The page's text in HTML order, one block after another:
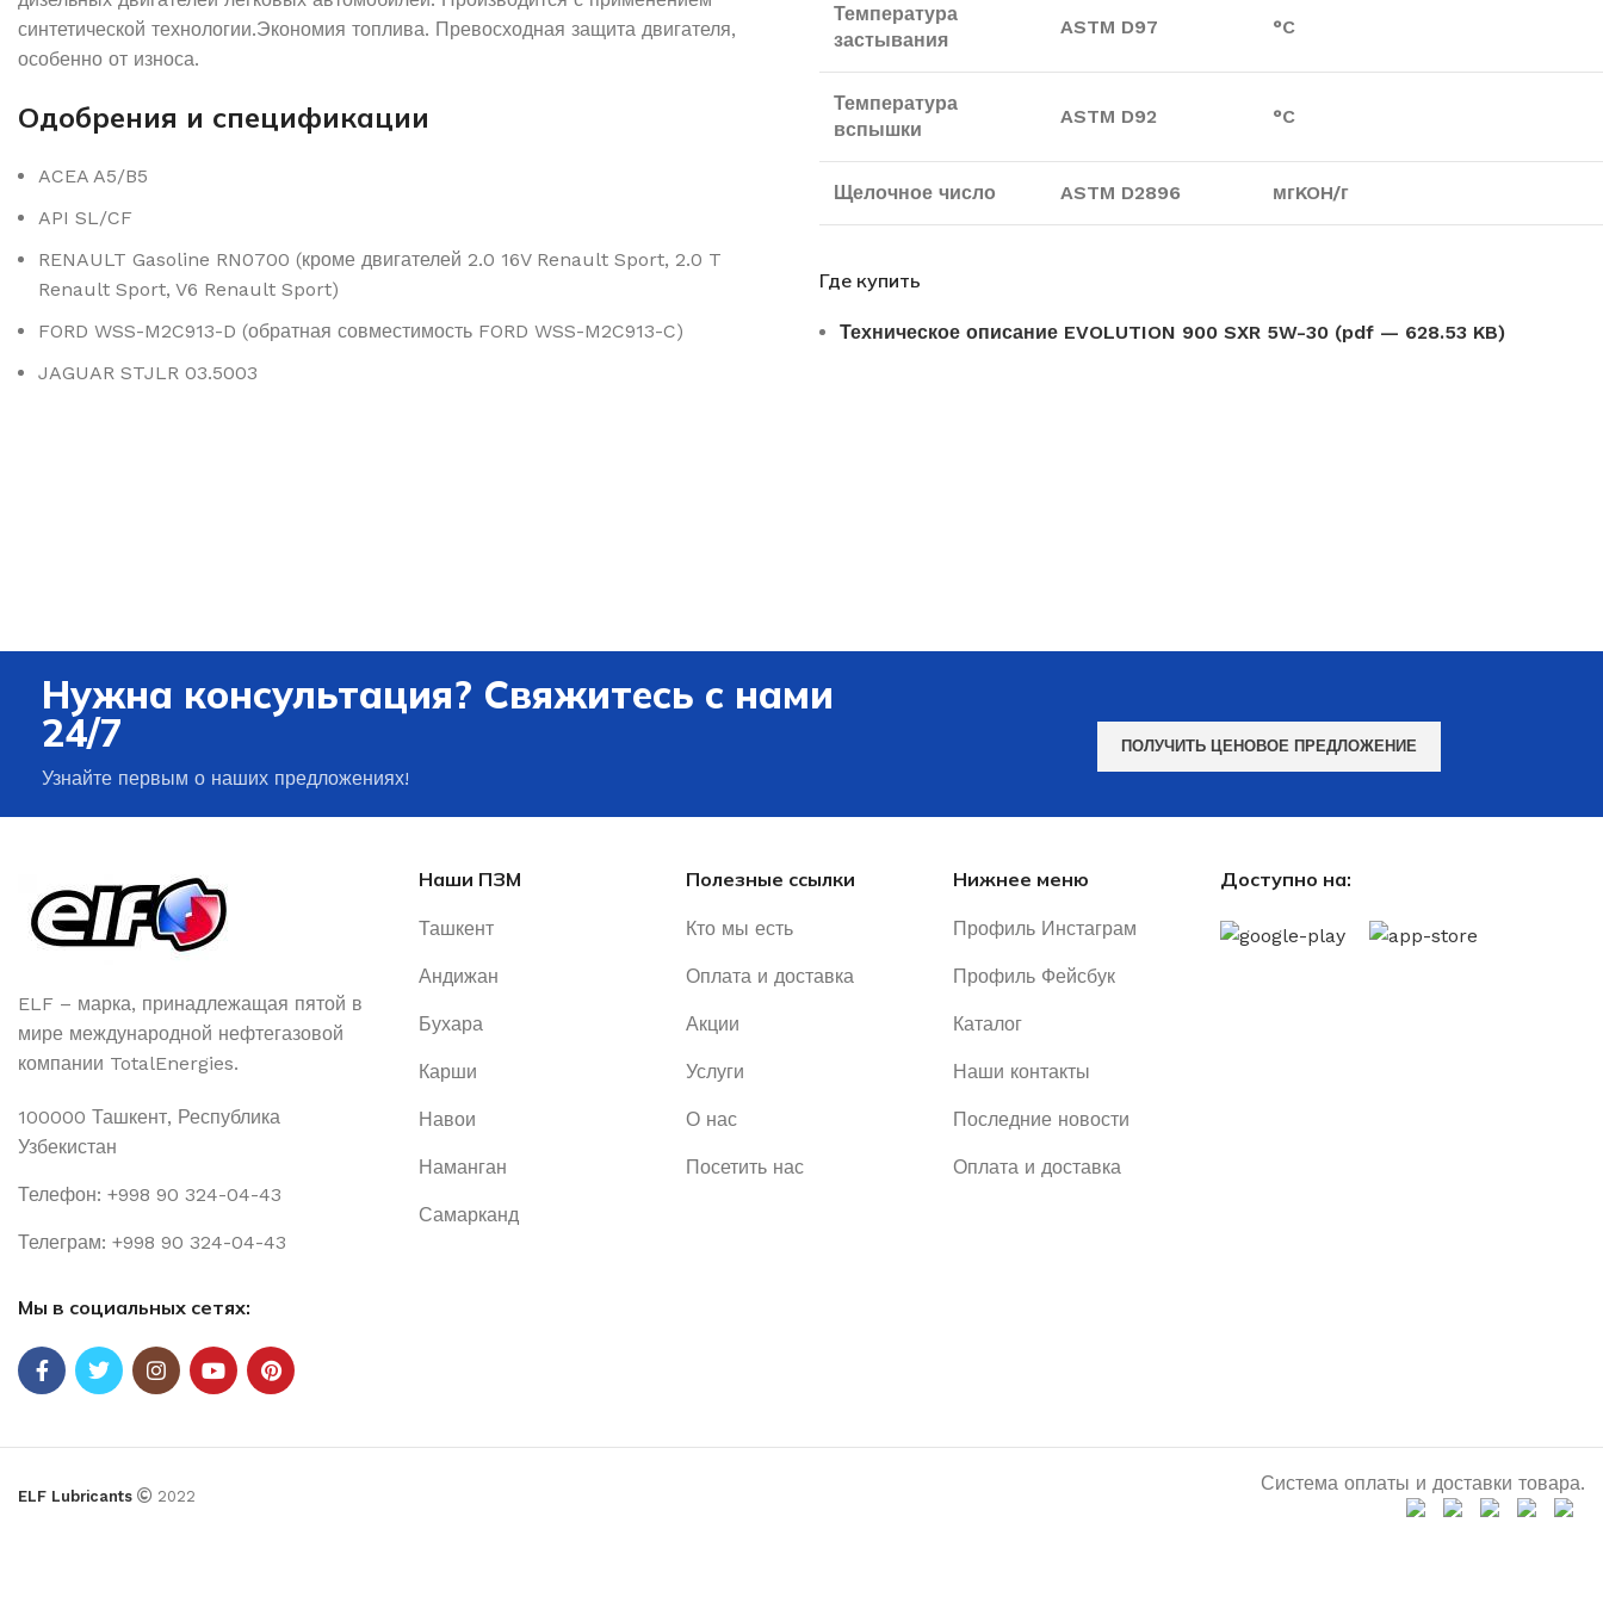
синтетической технологии.Экономия топлива. Превосходная защита двигателя,
особенно от износа.
Одобрения и спецификации
ACEA A5/B5
API SL/CF
RENAULT Gasoline RN0700 (кроме двигателей 2.0 16V Renault Sport, 2.0 T
Renault Sport, V6 Renault Sport)
FORD WSS-M2C913-D (обратная совместимость FORD WSS-M2C913-C)
JAGUAR STJLR 03.5003
Температура
застывания
ASTM D97 °C
Температура
вспышки
ASTM D92 °C
Щелочное число ASTM D2896 мгKOH/г
Где купить
Техническое описание EVOLUTION 900 SXR 5W-30 (pdf — 628.53 KB)
Нужна консультация? Свяжитесь с нами
24/7
Узнайте первым о наших предложениях!
ПОЛУЧИТЬ ЦЕНОВОЕ ПРЕДЛОЖЕНИЕ
ELF – марка, принадлежащая пятой в
мире международной нефтегазовой
компании TotalEnergies.
100000 Ташкент, Республика
Узбекистан
Телефон: +998 90 324-04-43
Телеграм: +998 90 324-04-43
Мы в социальных сетях:
Наши ПЗМ
Ташкент
Андижан
Бухара
Карши
Навои
Наманган
Самарканд
Полезные ссылки
Кто мы есть
Оплата и доставка
Акции
Услуги
О нас
Посетить нас
Нижнее меню
Профиль Инстаграм
Профиль Фейсбук
Каталог
Наши контакты
Последние новости
Оплата и доставка
Доступно на:
ELF Lubricants 2022
Система оплаты и доставки товара.